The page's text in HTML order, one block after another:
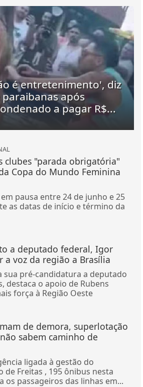
é entretenimento', diz
após
a pagar R$...
clubes "parada obrigatória"
Copa do Mundo Feminina
pausa entre 24 de junho e 25
as datas de início e término da
a deputado federal, Igor
a voz da região a Brasília
sua pré-candidatura a deputado
destaca o apoio de Rubens
força à Região Oeste
de demora, superlotação
sabem caminho de
ligada à gestão do
de Freitas , 195 ônibus nesta
os passageiros das linhas em...